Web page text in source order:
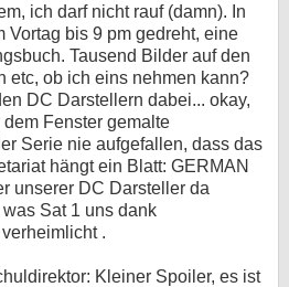
ich darf nicht rauf (damn). In
Vortag bis 9 pm gedreht, eine
Tausend Bilder auf den
etc, ob ich eins nehmen kann?
DC Darstellern dabei... okay,
Fenster gemalte
Serie nie aufgefallen, dass das
hängt ein Blatt: GERMAN
unserer DC Darsteller da
Sat 1 uns dank
.
Kleiner Spoiler, es ist